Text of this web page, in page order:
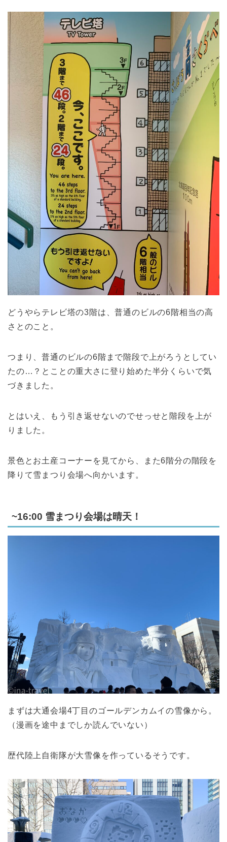
どうやらテレビ塔の3階は、普通のビルの6階相当の高
さとのこと。
つまり、普通のビルの6階まで階段で上がろうとしてい
たの…？とことの重大さに登り始めた半分くらいで気
づきました。
とはいえ、もう引き返せないのでせっせと階段を上が
りました。
景色とお土産コーナーを見てから、また6階分の階段を
降りて雪まつり会場へ向かいます。
~16:00 雪まつり会場は晴天！
まずは大通会場4丁目のゴールデンカムイの雪像から。
（漫画を途中までしか読んでいない）
歴代陸上自衛隊が大雪像を作っているそうです。